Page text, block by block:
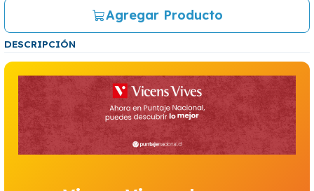
Agregar Producto
DESCRIPCIÓN